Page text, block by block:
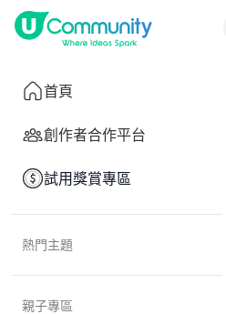
首頁
創作者合作平台
試用獎賞專區
熱門主題
親子專區